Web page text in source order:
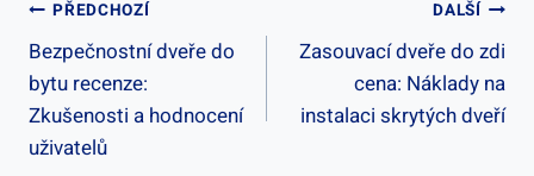
Navigace
Pro
Příspěvek
PŘEDCHOZÍ
Bezpečnostní dveře do
bytu recenze:
Zkušenosti a hodnocení
uživatelů
DALŠÍ
Zasouvací dveře do zdi
cena: Náklady na
instalaci skrytých dveří